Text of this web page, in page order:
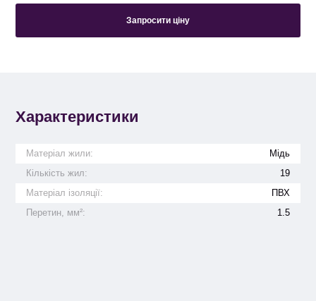
Запросити ціну
Характеристики
Матеріал жили:
Мідь
Кількість жил:
19
Матеріал ізоляції:
ПВХ
Перетин, мм²:
1.5